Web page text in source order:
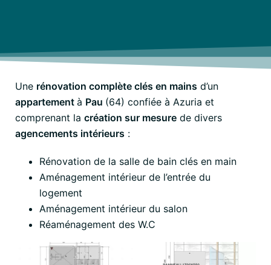
Une rénovation complète clés en mains d’un
appartement à Pau (64) confiée à Azuria et
comprenant la création sur mesure de divers
agencements intérieurs :
Rénovation de la salle de bain clés en main
Aménagement intérieur de l’entrée du
logement
Aménagement intérieur du salon
Réaménagement des W.C